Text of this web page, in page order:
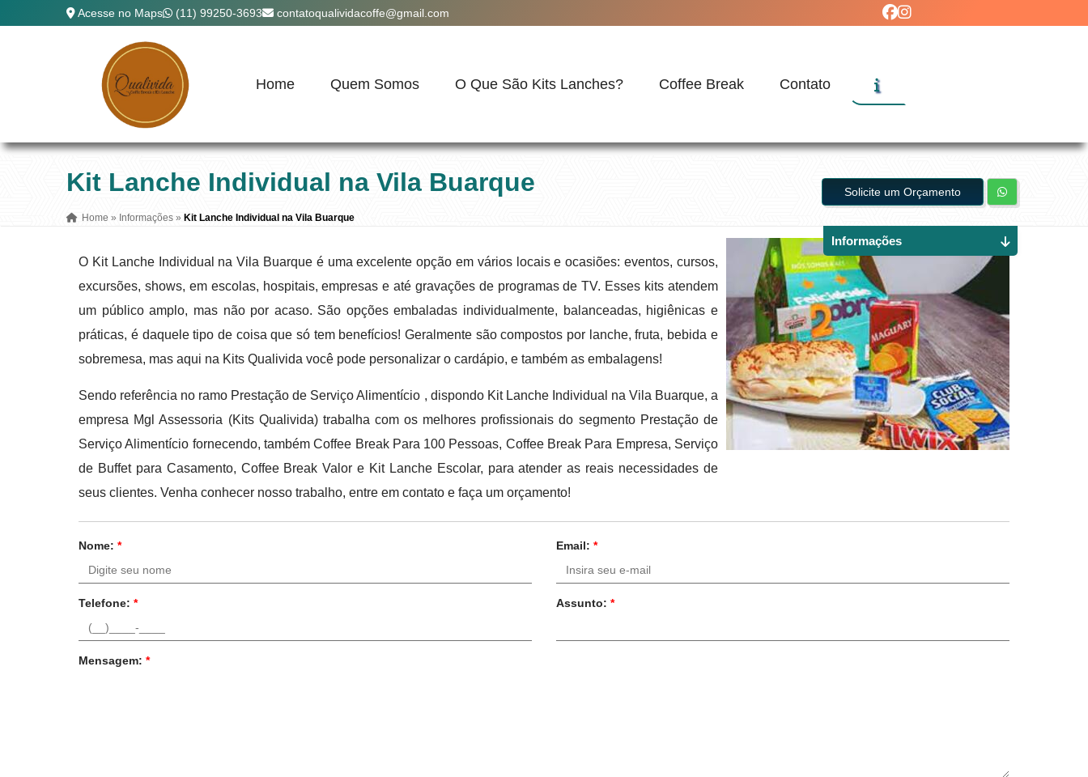
Acesse no Maps (11) 99250-3693 contatoqualividacoffe@gmail.com
Home Quem Somos O Que São Kits Lanches? Coffee Break Contato
Kit Lanche Individual na Vila Buarque
Home » Informações » Kit Lanche Individual na Vila Buarque
Solicite um Orçamento
O Kit Lanche Individual na Vila Buarque é uma excelente opção em vários locais e ocasiões: eventos, cursos,
excursões, shows, em escolas, hospitais, empresas e até gravações de programas de TV. Esses kits atendem
um público amplo, mas não por acaso. São opções embaladas individualmente, balanceadas, higiênicas e
práticas, é daquele tipo de coisa que só tem benefícios! Geralmente são compostos por lanche, fruta, bebida e
sobremesa, mas aqui na Kits Qualivida você pode personalizar o cardápio, e também as embalagens!
Sendo referência no ramo Prestação de Serviço Alimentício , dispondo Kit Lanche Individual na Vila Buarque, a
empresa Mgl Assessoria (Kits Qualivida) trabalha com os melhores profissionais do segmento Prestação de
Serviço Alimentício fornecendo, também Coffee Break Para 100 Pessoas, Coffee Break Para Empresa, Serviço
de Buffet para Casamento, Coffee Break Valor e Kit Lanche Escolar, para atender as reais necessidades de
seus clientes. Venha conhecer nosso trabalho, entre em contato e faça um orçamento!
Nome:* Email: *
Telefone:* Assunto: *
Mensagem:*
Informações